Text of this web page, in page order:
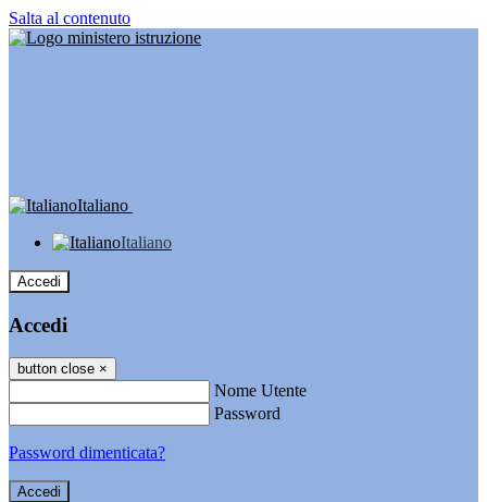
Salta al contenuto
Italiano
Italiano
Accedi
Accedi
button close ×
Nome Utente
Password
Password dimenticata?